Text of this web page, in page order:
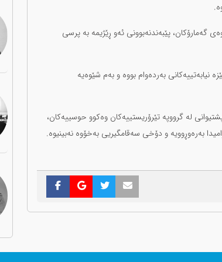
پێبەندنەبوونی ئەو ڕێژیمە بە پرسی
نیابەتییەکانی بەردەوام بووە و بەم شێوەیە
لە گرووپە تێرۆریستییەکان وەکوو حوسییەکان،
بەرەوڕوویە و دۆخی سەقامگیریی بەخۆوە نەبینیوە.